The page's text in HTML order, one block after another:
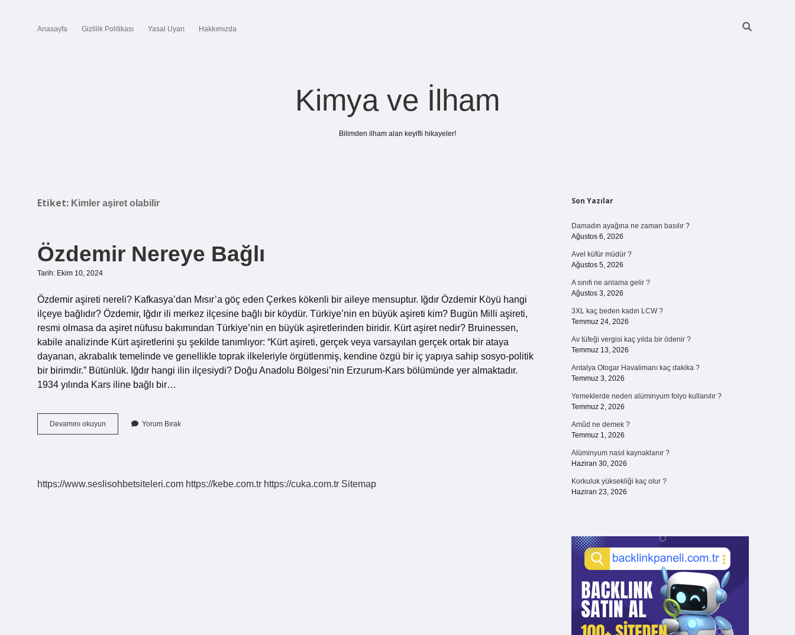
Anasayfa Gizlilik Politikası Yasal Uyarı Hakkımızda
Kimya ve İlham
Bilimden ilham alan keyifli hikayeler!
Etiket: Kimler aşiret olabilir
Özdemir Nereye Bağlı
Tarih: Ekim 10, 2024
Özdemir aşireti nereli? Kafkasya’dan Mısır’a göç eden Çerkes kökenli bir aileye mensuptur. Iğdır Özdemir Köyü hangi
ilçeye bağlıdır? Özdemir, Iğdır ili merkez ilçesine bağlı bir köydür. Türkiye’nin en büyük aşireti kim? Bugün Milli aşireti,
resmi olmasa da aşiret nüfusu bakımından Türkiye’nin en büyük aşiretlerinden biridir. Kürt aşiret nedir? Bruinessen,
kabile analizinde Kürt aşiretlerini şu şekilde tanımlıyor: “Kürt aşireti, gerçek veya varsayılan gerçek ortak bir ataya
dayanan, akrabalık temelinde ve genellikle toprak ilkeleriyle örgütlenmiş, kendine özgü bir iç yapıya sahip sosyo-politik
bir birimdir.” Bütünlük. Iğdır hangi ilin ilçesiydi? Doğu Anadolu Bölgesi’nin Erzurum-Kars bölümünde yer almaktadır.
1934 yılında Kars iline bağlı bir…
Devamını okuyun Özdemir
Nereye
Yorum Bırak
https://www.seslisohbetsiteleri.com https://kebe.com.tr https://cuka.com.tr Sitemap
Sidebar
Son Yazılar
Damadın ayağına ne zaman basılır ?
Ağustos 6, 2026
Avel küfür müdür ?
Ağustos 5, 2026
A sınıfı ne anlama gelir ?
Ağustos 3, 2026
3XL kaç beden kadın LCW ?
Temmuz 24, 2026
Av tüfeği vergisi kaç yılda bir ödenir ?
Temmuz 13, 2026
Antalya Otogar Havalimanı kaç dakika ?
Temmuz 3, 2026
Yemeklerde neden alüminyum folyo kullanılır ?
Temmuz 2, 2026
Amûd ne demek ?
Temmuz 1, 2026
Alüminyum nasıl kaynaklanır ?
Haziran 30, 2026
Korkuluk yüksekliği kaç olur ?
Haziran 23, 2026